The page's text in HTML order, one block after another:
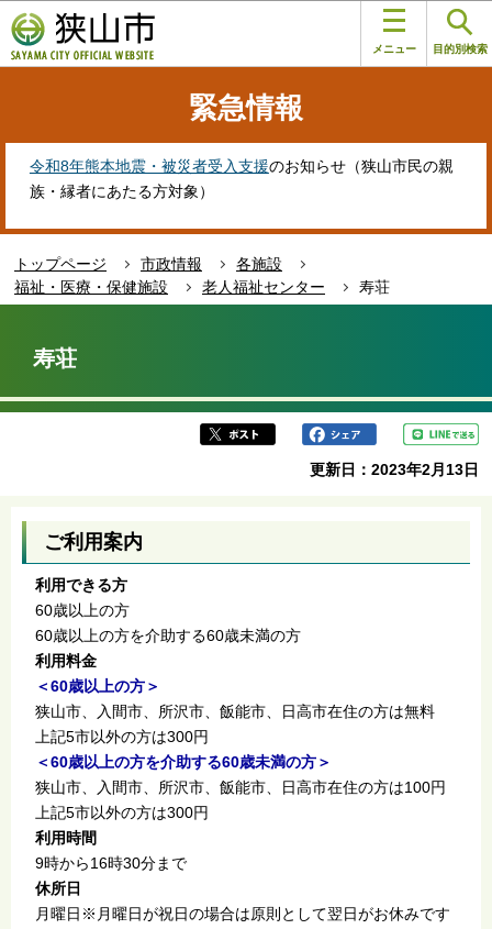
の
ペ
す
メニュー 目的別検索
緊急情報
令和8年熊本地震・被災者受入支援のお知らせ（狭山市民の親
族・縁者にあたる方対象）
トップページ 市政情報
各施設
福祉・医療・保健施設
老人福祉センター
寿荘
か
寿荘
更新日：2023年2月13日
ご利用案内
利用できる方
60歳以上の方
60歳以上の方を介助する60歳未満の方
利用料金
＜60歳以上の方＞
狭山市、入間市、所沢市、飯能市、日高市在住の方は無料
上記5市以外の方は300円
＜60歳以上の方を介助する60歳未満の方＞
狭山市、入間市、所沢市、飯能市、日高市在住の方は100円
上記5市以外の方は300円
利用時間
9時から16時30分まで
休所日
月曜日※月曜日が祝日の場合は原則として翌日がお休みです